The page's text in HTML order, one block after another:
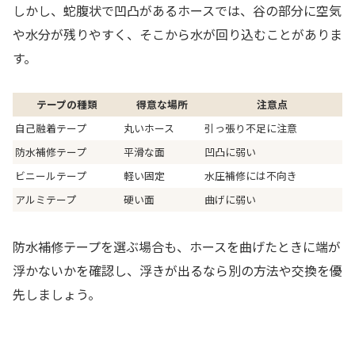
しかし、蛇腹状で凹凸があるホースでは、谷の部分に空気
や水分が残りやすく、そこから水が回り込むことがありま
す。
テープの種類 得意な場所
注意点
自己融着テープ
丸いホース
引っ張り不足に注意
防水補修テープ
平滑な面
凹凸に弱い
ビニールテープ
軽い固定
水圧補修には不向き
アルミテープ
硬い面 曲げに弱い
防水補修テープを選ぶ場合も、ホースを曲げたときに端が
浮かないかを確認し、浮きが出るなら別の方法や交換を優
先しましょう。